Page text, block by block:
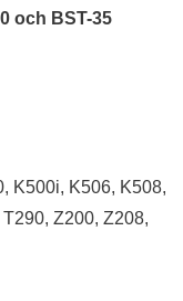
och BST-35
K500i, K506, K508,
Z200, Z208,